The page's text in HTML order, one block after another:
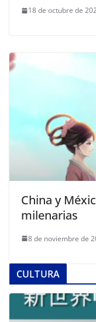
18 de octubre de
China y
milenarias
8 de noviembre de
CULTURA